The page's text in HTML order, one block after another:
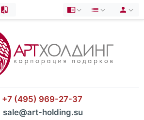
⠀+7 (495) 969-27-37
⠀sale@art-holding.su